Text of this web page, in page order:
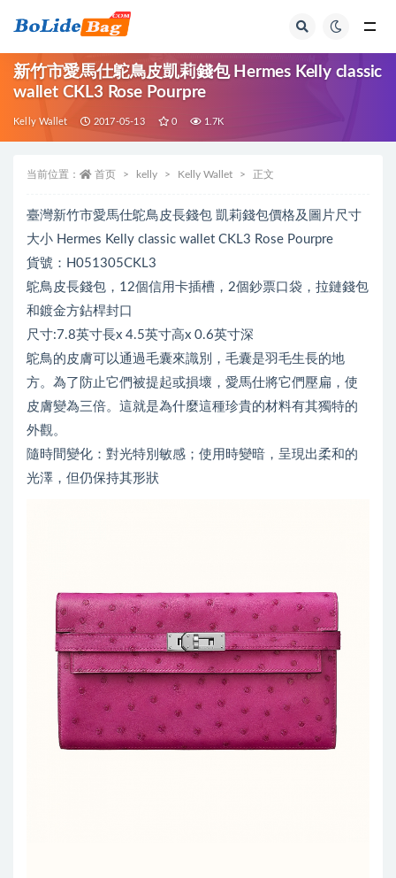
新竹市愛馬仕鴕鳥皮凱莉錢包 Hermes Kelly classic
wallet CKL3 Rose Pourpre
Kelly Wallet 2017-05-13 0 1.7K
当前位置： 首页 kelly Kelly Wallet 正文
臺灣新竹市愛馬仕鴕鳥皮長錢包 凱莉錢包價格及圖片尺寸
大小 Hermes Kelly classic wallet CKL3 Rose Pourpre
貨號：H051305CKL3
鴕鳥皮長錢包，12個信用卡插槽，2個鈔票口袋，拉鏈錢包
和鍍金方鉆桿封口
尺寸:7.8英寸長x 4.5英寸高x 0.6英寸深
鴕鳥的皮膚可以通過毛囊來識別，毛囊是羽毛生長的地
方。為了防止它們被提起或損壞，愛馬仕將它們壓扁，使
皮膚變為三倍。這就是為什麼這種珍貴的材料有其獨特的
外觀。
隨時間變化：對光特別敏感；使用時變暗，呈現出柔和的
光澤，但仍保持其形狀